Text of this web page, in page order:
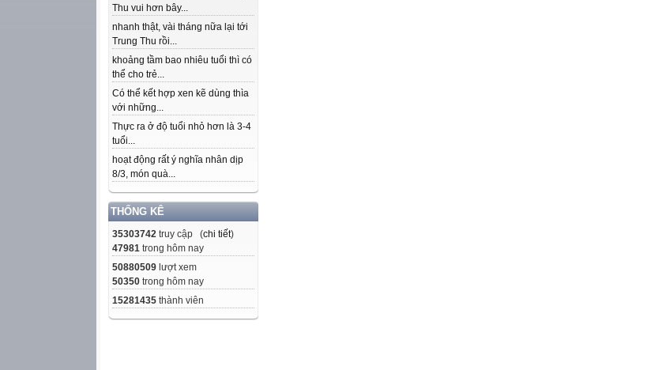
Thu vui hơn bây...
nhanh thật, vài tháng nữa lại tới
Trung Thu rồi...
khoảng tầm bao nhiêu tuổi thì có
thể cho trẻ...
Có thể kết hợp xen kẽ dùng thìa
với những...
Thực ra ở độ tuổi nhỏ hơn là 3-4
tuổi...
hoạt động rất ý nghĩa nhân dịp
8/3, món quà...
THỐNG KÊ
35303742 truy cập (chi tiết)
47981 trong hôm nay
50880509 lượt xem
50350 trong hôm nay
15281435 thành viên